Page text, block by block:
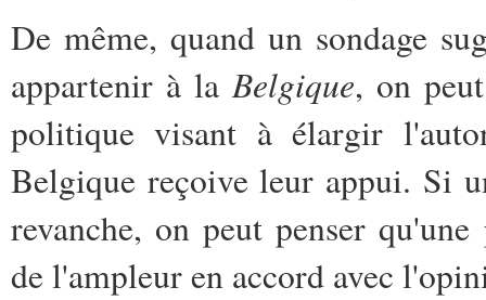
De même, quand un sondage
appartenir à laBelgique, on
politique visant à élargir
Belgique reçoive leur appui. Si
revanche, on peut penser
de l'ampleur en accord avec